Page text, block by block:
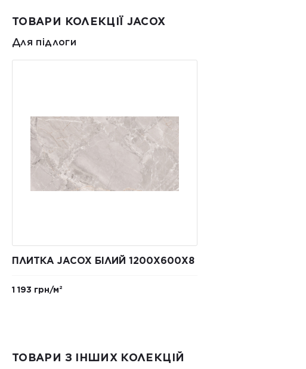
ТОВАРИ КОЛЕКЦІЇ JACOX
Для підлоги
ПЛИТКА JACOX БІЛИЙ 1200X600X8
1 193 грн/м²
ТОВАРИ З ІНШИХ КОЛЕКЦІЙ